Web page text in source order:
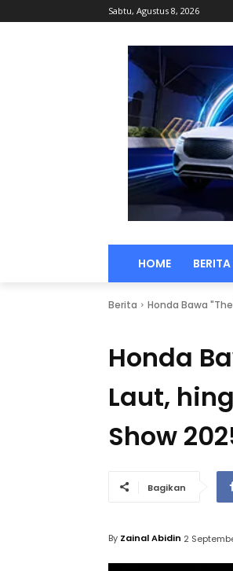
Sabtu, Agustus 8, 2026
HOME BERITA
Berita Honda Bawa
Honda
Laut,
Show
Bagikan
By Zainal Abidin 2